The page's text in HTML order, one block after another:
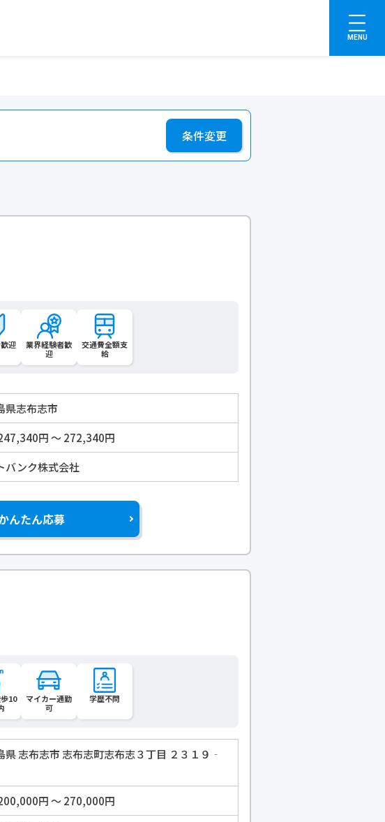
MENU
条件変更
迎
業界経験者歓
迎
交通費全額支
給
県志布志市
円 〜 272,340円
バンク株式会社
んたん応募
10
マイカー通勤
可
学歴不問
県 志布志市 志布志町志布志３丁目 ２３１９‐
円 〜 270,000円